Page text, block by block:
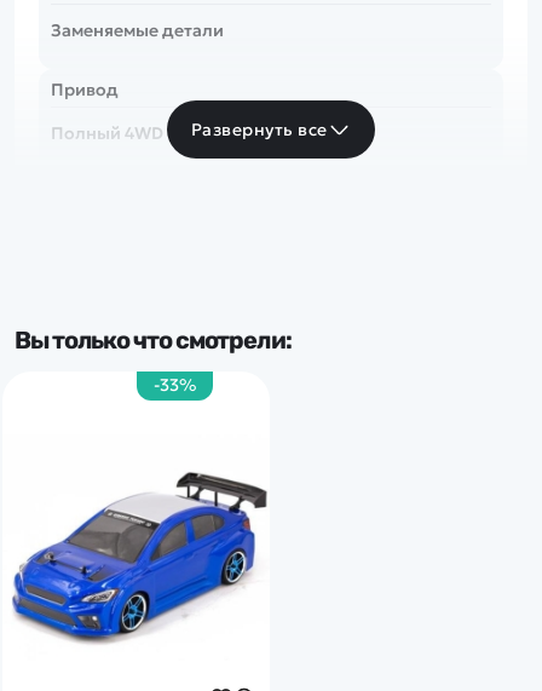
Заменяемые детали
Привод
Полный 4WD
2.4 Ghz
Тип комплекта
Развернуть все
Вы только что смотрели:
-33%